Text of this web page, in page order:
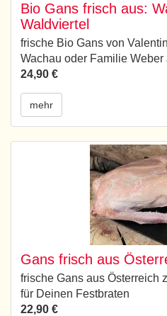
Bio Gans frisch aus:
Waldviertel
frische Bio Gans von
Wachau oder Familie Weber
24,90 €
mehr
Gans frisch aus
frische Gans aus Österreich
für Deinen Festbraten
22,90 €